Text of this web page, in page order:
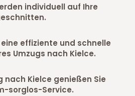
individuell auf Ihre
effiziente und schnelle
Umzugs nach Kielce.
nach Kielce genießen Sie
sorglos-Service.